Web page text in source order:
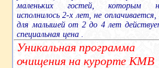
маленьких гостей, которым
исполнилось 2-х лет, не оплачивается,
для малышей от 2 до 4 лет
специальная цена .
Уникальная программа
очищения на курорте КМВ